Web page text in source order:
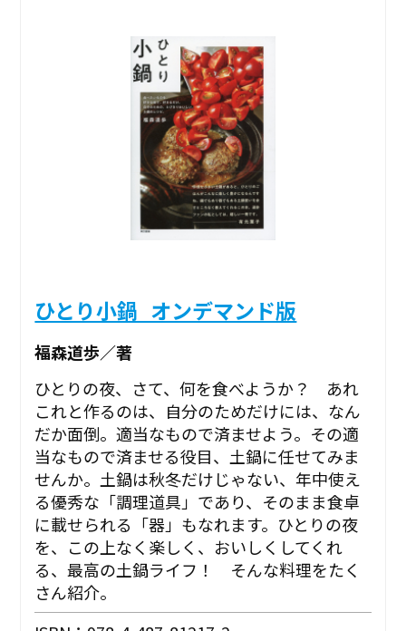
ひとり小鍋_オンデマンド版
福森道歩／著
ひとりの夜、さて、何を食べようか？ あれ
これと作るのは、自分のためだけには、なん
だか面倒。適当なもので済ませよう。その適
当なもので済ませる役目、土鍋に任せてみま
せんか。土鍋は秋冬だけじゃない、年中使え
る優秀な「調理道具」であり、そのまま食卓
に載せられる「器」もなれます。ひとりの夜
を、この上なく楽しく、おいしくしてくれ
る、最高の土鍋ライフ！ そんな料理をたく
さん紹介。